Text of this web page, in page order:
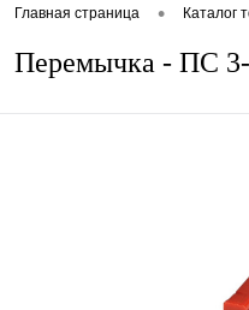
Главная страница • Каталог
Перемычка - ПС